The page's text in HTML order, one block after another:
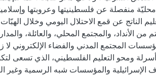
منفصلة عن فلسطينيتها وعروبتها
الناتج عن قمع الاحتلال اليومي وخلال
من الأنداد، والمجتمع المحلي، والعائلة،
المجتمع المدني والفضاء الإلكتروني لا
ومحو التعليم الفلسطيني، الذي تسعى
الإسرائيلية والمؤسسات شبه الرسمية وغير